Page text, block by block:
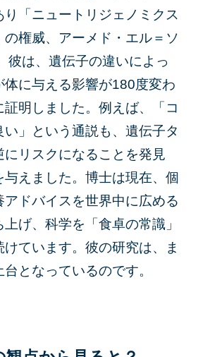
り「ニュートリジェノミクス
の権威、アーメド・エル＝ソ
彼は、遺伝子の違いによっ
体に与える影響が180度変わ
証明しました。例えば、「コ
」という通説も、遺伝子タ
にリスクになることを発見
与えました。博士は現在、個
アドバイスを世界中に広める
げ、科学を「食卓の常識」
ています。彼の研究は、ま
となっているのです。